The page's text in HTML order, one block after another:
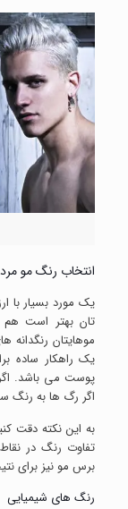
انتخاب رنگ مو
یک مورد بسیار با
تان بهتر است هم
موهایتان
یک راهکار ساده
پوست می باشد.
اگر رگ ها به رنگ
به این نکته دقت
تفاوت رنگ در
برس مو نیز برای
رنگ های شیمیایی